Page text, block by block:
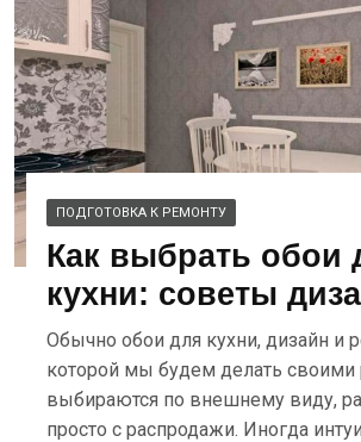
ПОДГОТОВКА К РЕМОНТУ
Как выбрать обои
кухни: советы
Обычно обои для кухни, дизайн и
которой мы будем делать своими
выбираются по внешнему виду,
просто с распродажи. Иногда